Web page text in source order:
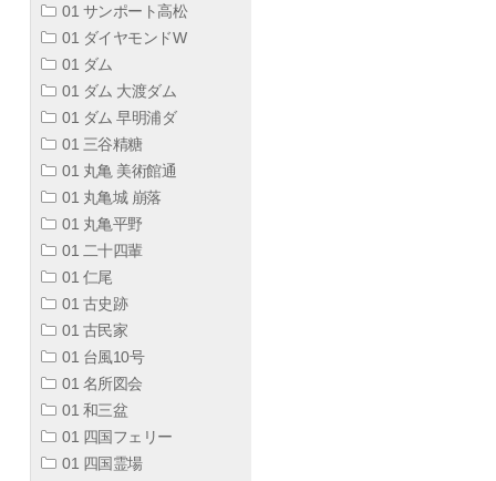
01 サンポート高松
01 ダイヤモンドW
01 ダム
01 ダム 大渡ダム
01 ダム 早明浦ダ
01 三谷精糖
01 丸亀 美術館通
01 丸亀城 崩落
01 丸亀平野
01 二十四輩
01 仁尾
01 古史跡
01 古民家
01 台風10号
01 名所図会
01 和三盆
01 四国フェリー
01 四国霊場